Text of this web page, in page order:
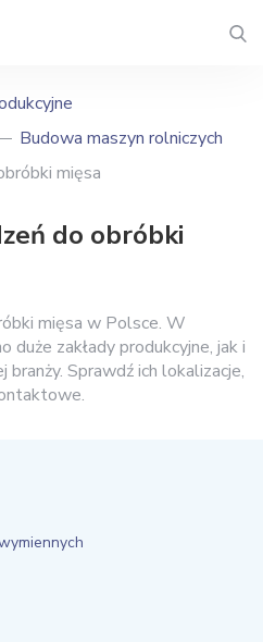
Budowa maszyn rolniczych
mięsa
do obróbki
mięsa w Polsce. W
duże zakłady produkcyjne, jak i
branży. Sprawdź ich lokalizacje,